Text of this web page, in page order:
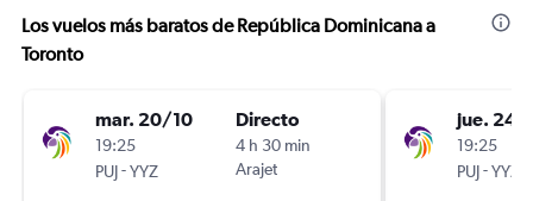
Los vuelos más baratos de República Dominicana a
Toronto
mar. 20/10
19:25
PUJ-YYZ
Directo
4 h 30 min
Arajet
jue. 24/
19:25
PUJ-YYZ